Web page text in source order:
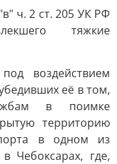
ч. 2 ст. 205 УК РФ
тяжкие
воздействием
её в том,
в поимке
территорию
в одном из
Чебоксарах, где,